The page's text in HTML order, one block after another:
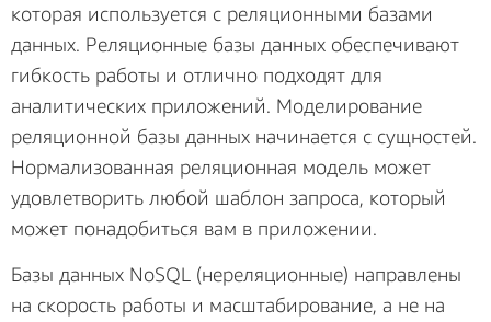
которая используется с реляционными базами
данных. Реляционные базы данных обеспечивают
гибкость работы и отлично подходят для
аналитических приложений. Моделирование
реляционной базы данных начинается с сущностей.
Нормализованная реляционная модель может
удовлетворить любой шаблон запроса, который
может понадобиться вам в приложении.
Базы данных NoSQL (нереляционные) направлены
на скорость работы и масштабирование, а не на